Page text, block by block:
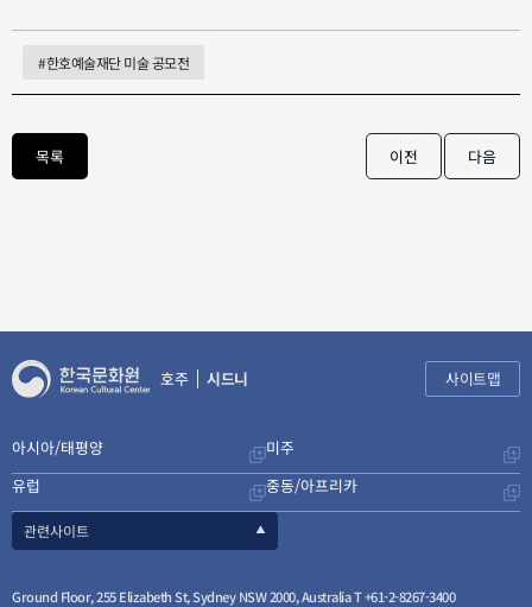
#한호예술재단 미술 공모전
목록 이전 다음
호주 시드니 사이트맵
아시아/태평양
미주
유럽
중동/아프리카
관련사이트
Ground Floor, 255 Elizabeth St, Sydney NSW 2000, Australia T+61-2-8267-3400